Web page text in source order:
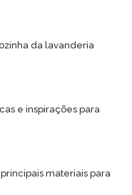
da lavanderia
e inspirações para
materiais para